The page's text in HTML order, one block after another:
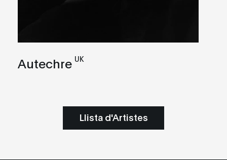
Autechre UK
Llista d'Artistes